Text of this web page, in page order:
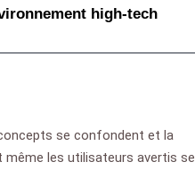
high-tech
se confondent et la
même les utilisateurs avertis se